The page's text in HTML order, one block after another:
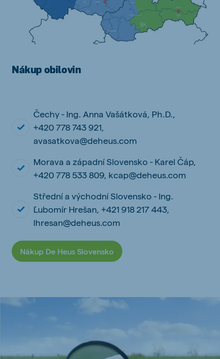
Nákup obilovin
Čechy - Ing. Anna Vašátková, Ph.D.,
+420 778 743 921,
avasatkova@deheus.com
Morava a západní Slovensko - Karel Čáp,
+420 778 533 809, kcap@deheus.com
Střední a východní Slovensko - Ing.
Ľubomír Hrešan, +421 918 217 443,
lhresan@deheus.com
Nákup De Heus Slovensko